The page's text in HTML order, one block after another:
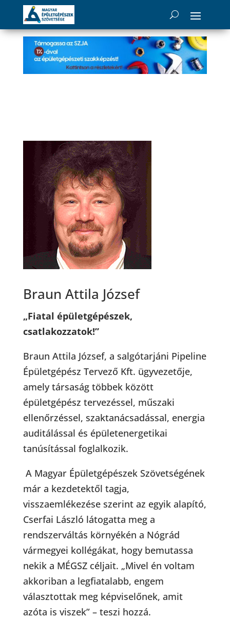
Braun Attila József
„Fiatal épületgépészek,
csatlakozzatok!”
Braun Attila József, a salgótarjáni Pipeline
Épületgépész Tervező Kft. ügyvezetője,
amely társaság többek között
épületgépész tervezéssel, műszaki
ellenőrzéssel, szaktanácsadással, energia
auditálással és épületenergetikai
tanúsítással foglalkozik.
A Magyar Épületgépészek Szövetségének
már a kezdetektől tagja,
visszaemlékezése szerint az egyik alapító,
Cserfai László látogatta meg a
rendszerváltás környékén a Nógrád
vármegyei kollégákat, hogy bemutassa
nekik a MÉGSZ céljait. „Mivel én voltam
akkoriban a legfiatalabb, engem
választottak meg képviselőnek, amit
azóta is viszek” – teszi hozzá.